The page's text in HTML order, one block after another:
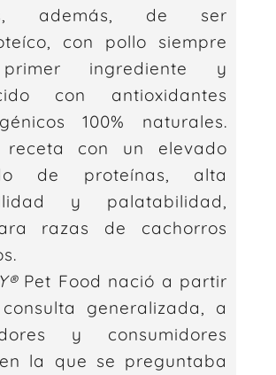
además, de ser
con pollo siempre
ingrediente y
con antioxidantes
100% naturales.
receta con un elevado
de proteínas, alta
y palatabilidad,
razas de cachorros
Pet Food nació a partir
generalizada, a
y consumidores
la que se preguntaba